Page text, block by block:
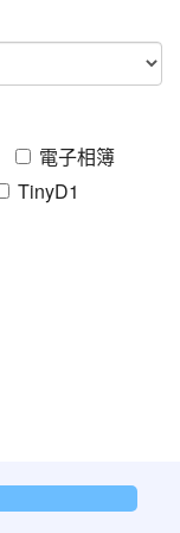
電子相簿
TinyD1